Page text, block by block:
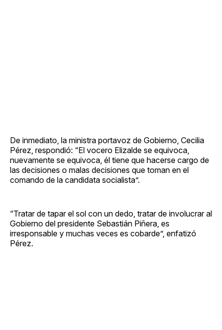
De inmediato, la ministra portavoz de Gobierno, Cecilia
Pérez, respondió: “El vocero Elizalde se equivoca,
nuevamente se equivoca, él tiene que hacerse cargo de
las decisiones o malas decisiones que toman en el
comando de la candidata socialista”.
“Tratar de tapar el sol con un dedo, tratar de involucrar al
Gobierno del presidente Sebastián Piñera, es
irresponsable y muchas veces es cobarde”, enfatizó
Pérez.